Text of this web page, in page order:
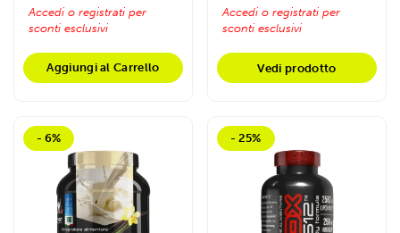
Accedi o registrati per
sconti esclusivi
Aggiungi al Carrello
Accedi o registrati per
sconti esclusivi
Vedi prodotto
- 6% - 25%